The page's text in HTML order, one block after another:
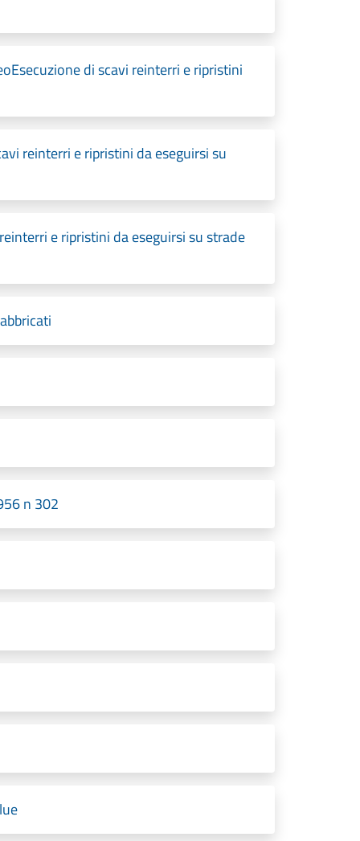
di scavi reinterri e ripristini
reinterri e ripristini da eseguirsi su
e ripristini da eseguirsi su strade
n 302